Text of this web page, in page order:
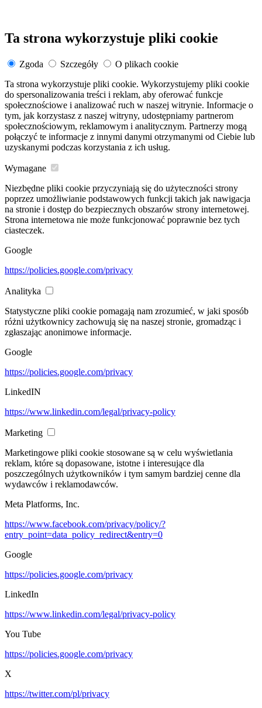
Ta strona wykorzystuje pliki cookie
Zgoda Szczegóły
O plikach cookie
Ta strona wykorzystuje pliki cookie. Wykorzystujemy pliki cookie
do spersonalizowania treści i reklam, aby oferować funkcje
społecznościowe i analizować ruch w naszej witrynie. Informacje o
tym, jak korzystasz z naszej witryny, udostępniamy partnerom
społecznościowym, reklamowym i analitycznym. Partnerzy mogą
połączyć te informacje z innymi danymi otrzymanymi od Ciebie lub
uzyskanymi podczas korzystania z ich usług.
Wymagane
Niezbędne pliki cookie przyczyniają się do użyteczności strony
poprzez umożliwianie podstawowych funkcji takich jak nawigacja
na stronie i dostęp do bezpiecznych obszarów strony internetowej.
Strona internetowa nie może funkcjonować poprawnie bez tych
ciasteczek.
Google
https://policies.google.com/privacy
Analityka
Statystyczne pliki cookie pomagają nam zrozumieć, w jaki sposób
różni użytkownicy zachowują się na naszej stronie, gromadząc i
zgłaszając anonimowe informacje.
Google
https://policies.google.com/privacy
LinkedIN
https://www.linkedin.com/legal/privacy-policy
Marketing
Marketingowe pliki cookie stosowane są w celu wyświetlania
reklam, które są dopasowane, istotne i interesujące dla
poszczególnych użytkowników i tym samym bardziej cenne dla
wydawców i reklamodawców.
Meta Platforms, Inc.
https://www.facebook.com/privacy/policy/?
entry_point=data_policy_redirect&entry=0
Google
https://policies.google.com/privacy
LinkedIn
https://www.linkedin.com/legal/privacy-policy
You Tube
https://policies.google.com/privacy
X
https://twitter.com/pl/privacy